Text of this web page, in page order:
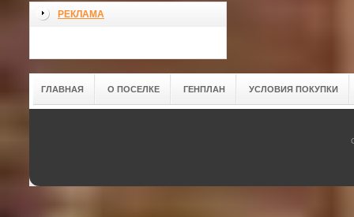
РЕКЛАМА
ГЛАВНАЯ О ПОСЕЛКЕ ГЕНПЛАН УСЛОВИЯ ПОКУПКИ